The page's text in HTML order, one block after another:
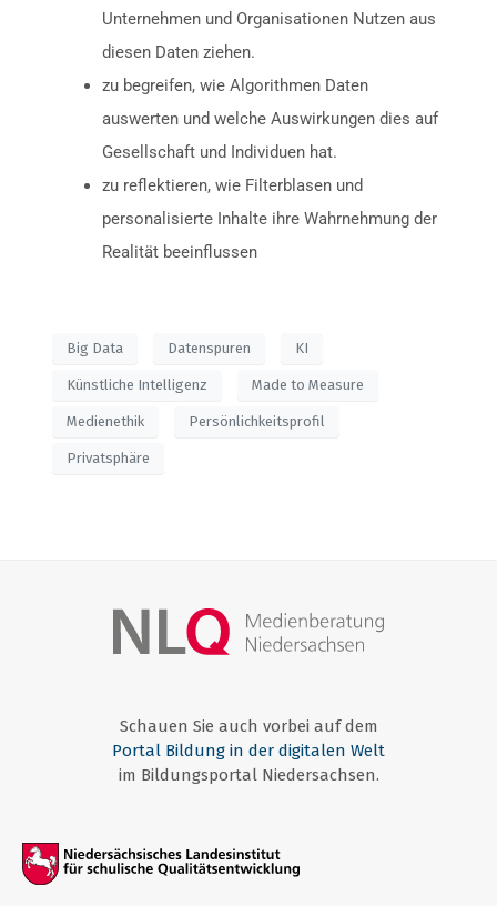
Unternehmen und Organisationen Nutzen aus
diesen Daten ziehen.
zu begreifen, wie Algorithmen Daten
auswerten und welche Auswirkungen dies auf
Gesellschaft und Individuen hat.
zu reflektieren, wie Filterblasen und
personalisierte Inhalte ihre Wahrnehmung der
Realität beeinflussen
Big Data Datenspuren KI
Künstliche Intelligenz Made to Measure
Medienethik Persönlichkeitsprofil
Privatsphäre
Schauen Sie auch vorbei auf dem
Portal Bildung in der digitalen Welt
im Bildungsportal Niedersachsen.